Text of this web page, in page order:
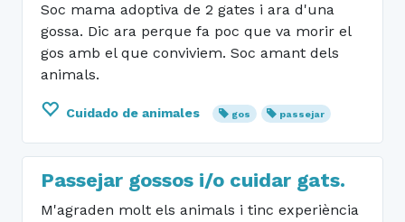
Soc mama adoptiva de 2 gates i ara d'una
gossa. Dic ara perque fa poc que va morir el
gos amb el que conviviem. Soc amant dels
animals.
Cuidado de animales gos passejar
Passejar gossos i/o cuidar gats.
M'agraden molt els animals i tinc experiència